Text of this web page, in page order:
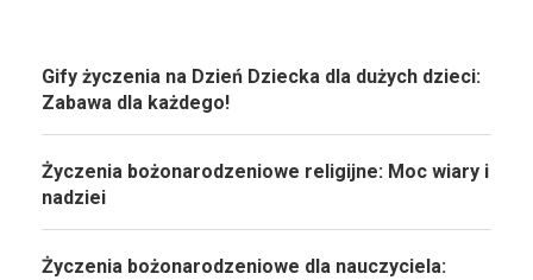
Gify życzenia na Dzień Dziecka dla dużych dzieci:
Zabawa dla każdego!
Życzenia bożonarodzeniowe religijne: Moc wiary i
nadziei
Życzenia bożonarodzeniowe dla nauczyciela: